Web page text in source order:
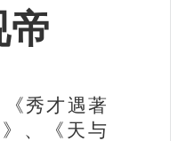
帝
秀才遇著
、《天与